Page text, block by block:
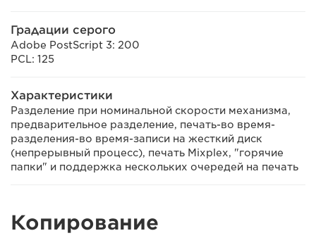
Градации серого
Adobe PostScript 3: 200
PCL: 125
Характеристики
Разделение при номинальной скорости механизма,
предварительное разделение, печать-во время-
разделения-во время-записи на жесткий диск
(непрерывный процесс), печать Mixplex, "горячие
папки" и поддержка нескольких очередей на печать
Копирование